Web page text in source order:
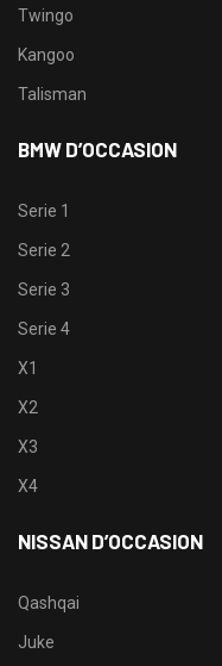
Twingo
Kangoo
Talisman
BMW D’OCCASION
Serie 1
Serie 2
Serie 3
Serie 4
X1
X2
X3
X4
NISSAN D’OCCASION
Qashqai
Juke